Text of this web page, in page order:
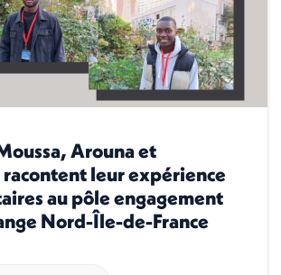
Arouna et
leur expérience
au pôle engagement
Nord-Île-de-France